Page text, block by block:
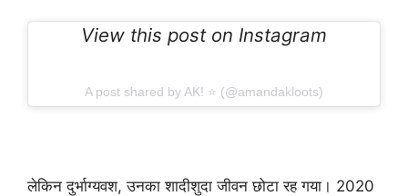
View this post on Instagram
A post shared by AK! ⭐️ (@amandakloots)
लेकिन दुर्भाग्यवश, उनका शादीशुदा जीवन छोटा रह गया। 2020